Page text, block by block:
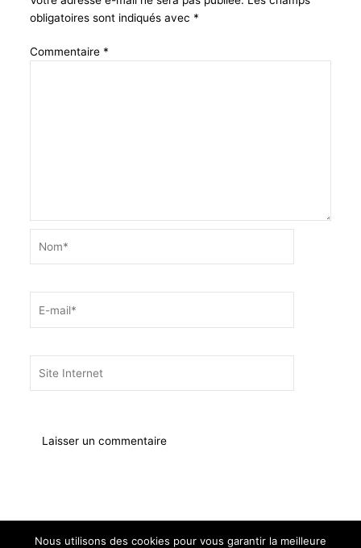
obligatoires sont indiqués avec *
Commentaire *
mail*
Internet
Nous utilisons des cookies pour vous garantir la meilleure